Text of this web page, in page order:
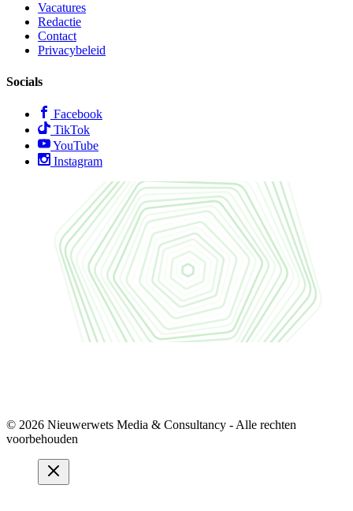
Vacatures
Redactie
Contact
Privacybeleid
Socials
Facebook
TikTok
YouTube
Instagram
© 2026 Nieuwerwets Media & Consultancy - Alle rechten
voorbehouden